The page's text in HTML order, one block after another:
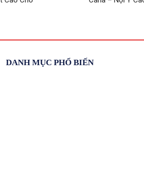
DANH MỤC PHỔ BIẾN